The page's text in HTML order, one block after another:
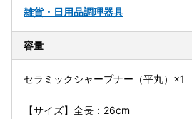
雑貨・日用品調理器具
容量
セラミックシャープナー（平丸）×1
【サイズ】全長：26cm